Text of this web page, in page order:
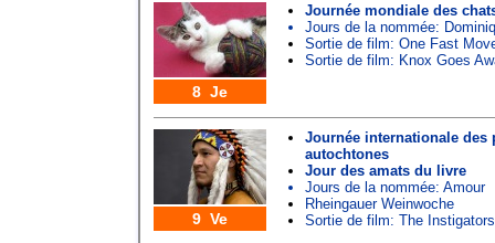
8 Je
Journée mondiale des
Jours de la nommée:
Sortie de film: One Fast
Sortie de film: Knox Goes
9 Ve
Journée internationale des
autochtones
Jour des amats du livre
Jours de la nommée: Amour
Rheingauer Weinwoche
Sortie de film: The Instigators